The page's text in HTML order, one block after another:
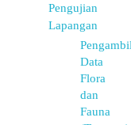
Pengujian
Lapangan
Data
Flora
dan
Fauna